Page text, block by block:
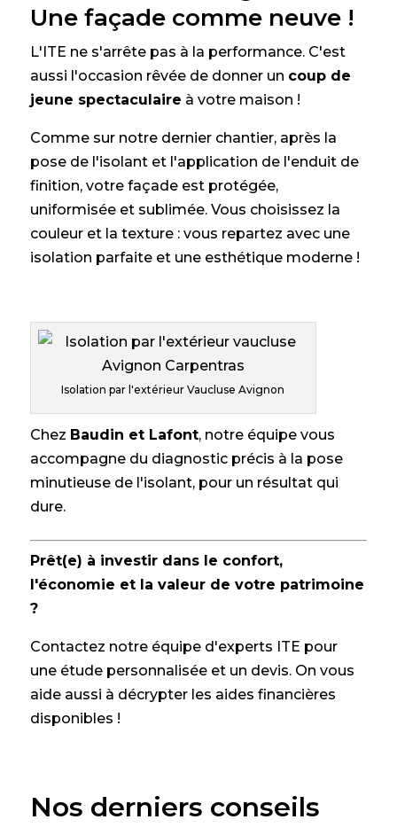
Une façade comme neuve !
L'ITE ne s'arrête pas à la performance. C'est
aussi l'occasion rêvée de donner un coup de
jeune spectaculaire à votre maison !
Comme sur notre dernier chantier, après la
pose de l'isolant et l'application de l'enduit de
finition, votre façade est protégée,
uniformisée et sublimée. Vous choisissez la
couleur et la texture : vous repartez avec une
isolation parfaite et une esthétique moderne !
Isolation par l'extérieur Vaucluse Avignon
Chez Baudin et Lafont, notre équipe vous
accompagne du diagnostic précis à la pose
minutieuse de l'isolant, pour un résultat qui
dure.
Prêt(e) à investir dans le confort,
l'économie et la valeur de votre patrimoine
?
Contactez notre équipe d'experts ITE pour
une étude personnalisée et un devis. On vous
aide aussi à décrypter les aides financières
disponibles !
Nos derniers conseils